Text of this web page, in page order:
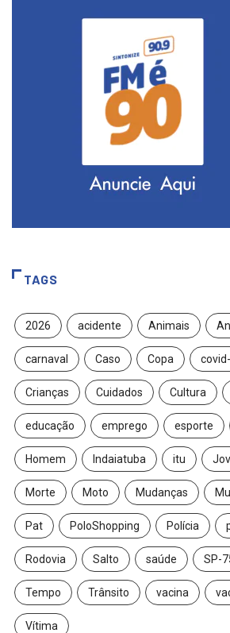
TAGS
2026 acidente Animais
carnaval Caso Copa
Crianças Cuidados Cultura
educação emprego esporte
Homem Indaiatuba itu
Morte Moto Mudanças
Pat PoloShopping Polícia
Rodovia Salto saúde SP-
Tempo Trânsito vacina
Vítima